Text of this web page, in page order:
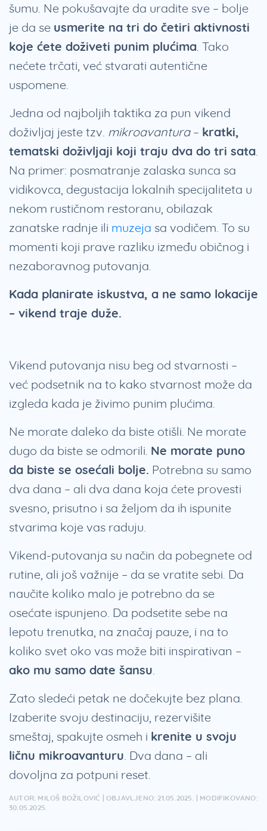
šumu. Ne pokušavajte da uradite sve – bolje
je da se usmerite na tri do četiri aktivnosti
koje ćete doživeti punim plućima. Tako
nećete trčati, već stvarati autentične
uspomene.
Jedna od najboljih taktika za pun vikend
doživljaj jeste tzv. mikroavantura– kratki,
tematski doživljaji koji traju dva do tri sata.
Na primer: posmatranje zalaska sunca sa
vidikovca, degustacija lokalnih specijaliteta u
nekom rustičnom restoranu, obilazak
zanatske radnje ili muzeja sa vodičem. To su
momenti koji prave razliku između običnog i
nezaboravnog putovanja.
Kada planirate iskustva, a ne samo lokacije
– vikend traje duže.
Vikend putovanja nisu beg od stvarnosti –
već podsetnik na to kako stvarnost može da
izgleda kada je živimo punim plućima.
Ne morate daleko da biste otišli. Ne morate
dugo da biste se odmorili. Ne morate puno
da biste se osećali bolje. Potrebna su samo
dva dana – ali dva dana koja ćete provesti
svesno, prisutno i sa željom da ih ispunite
stvarima koje vas raduju.
Vikend-putovanja su način da pobegnete od
rutine, ali još važnije – da se vratite sebi. Da
naučite koliko malo je potrebno da se
osećate ispunjeno. Da podsetite sebe na
lepotu trenutka, na značaj pauze, i na to
koliko svet oko vas može biti inspirativan –
ako mu samo date šansu.
Zato sledeći petak ne dočekujte bez plana.
Izaberite svoju destinaciju, rezervišite
smeštaj, spakujte osmeh i krenite u svoju
ličnu mikroavanturu. Dva dana – ali
dovoljna za potpuni reset.
AUTOR: MILOŠ BOŽILOVIĆ | OBJAVLJENO: 21.05.2025. | MODIFIKOVANO:
30.05.2025.